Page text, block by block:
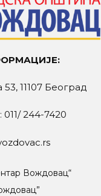
53, 11107 Београд
011/ 244-7420
Вождовац“